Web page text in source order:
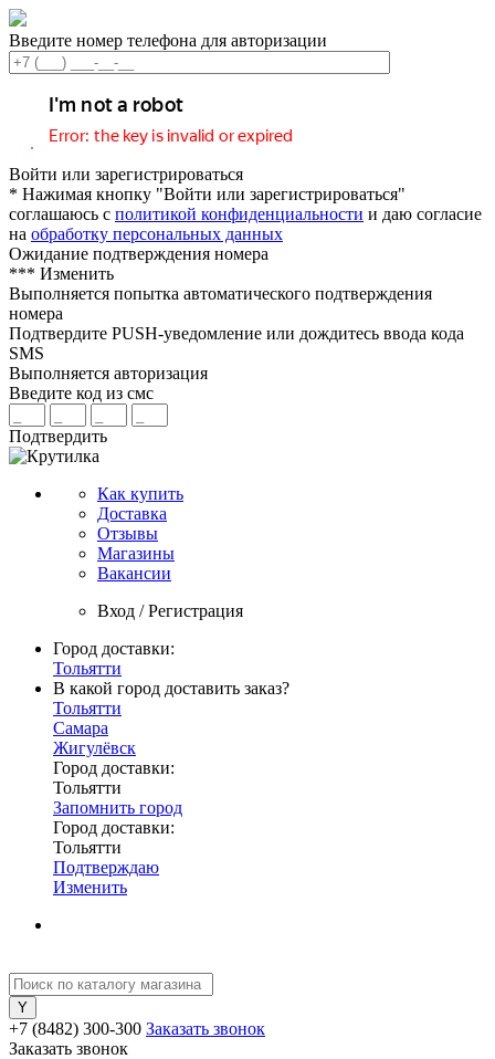
Введите номер телефона для авторизации
Войти или зарегистрироваться
* Нажимая кнопку "Войти или зарегистрироваться"
соглашаюсь с политикой конфиденциальности и даю согласие
на обработку персональных данных
Ожидание подтверждения номера
*** Изменить
Выполняется попытка автоматического подтверждения
номера
Подтвердите PUSH-уведомление или дождитесь ввода кода
SMS
Выполняется авторизация
Введите код из смс
Подтвердить
Как купить
Доставка
Отзывы
Магазины
Вакансии
Вход / Регистрация
Город доставки:
Тольятти
В какой город доставить заказ?
Тольятти
Самара
Жигулёвск
Город доставки:
Тольятти
Запомнить город
Город доставки:
Тольятти
Подтверждаю
Изменить
+7 (8482) 300-300 Заказать звонок
Заказать звонок